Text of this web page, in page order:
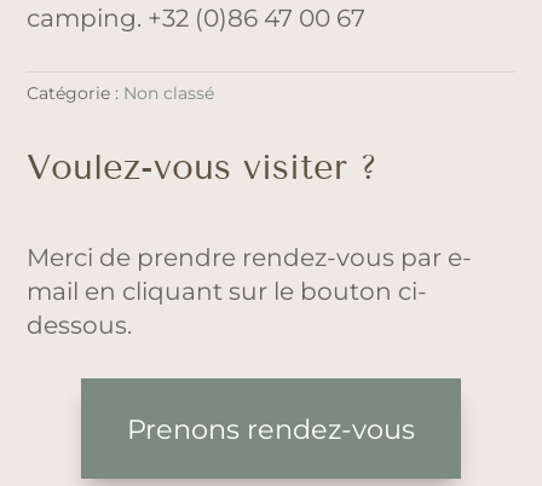
camping. +32 (0)86 47 00 67
Catégorie : Non classé
Voulez-vous visiter ?
Merci de prendre rendez-vous par e-
mail en cliquant sur le bouton ci-
dessous.
Prenons rendez-vous